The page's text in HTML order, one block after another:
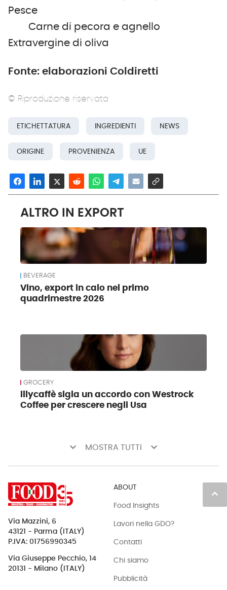
Pesce
Carne di pecora e agnello
Extravergine di oliva
Fonte: elaborazioni Coldiretti
© Riproduzione riservata
ETICHETTATURA INGREDIENTI NEWS
ORIGINE PROVENIENZA UE
ALTRO IN EXPORT
BEVERAGE
Vino, export in calo nel primo
quadrimestre 2026
GROCERY
illycaffè sigla un accordo con Westrock
Coffee per crescere negli Usa
keyboard_arrow_down MOSTRA TUTTI keyboard_arrow_down
keyboard_arrow_up
Via Mazzini, 6
43121 - Parma (ITALY)
P.IVA: 01756990345
Via Giuseppe Pecchio, 14
20131 - Milano (ITALY)
ABOUT
Food Insights
Lavori nella GDO?
Contatti
Chi siamo
Pubblicità